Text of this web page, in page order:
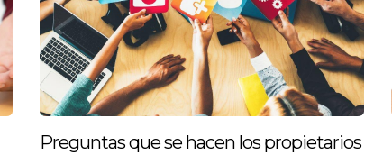
Preguntas que se hacen los propietarios